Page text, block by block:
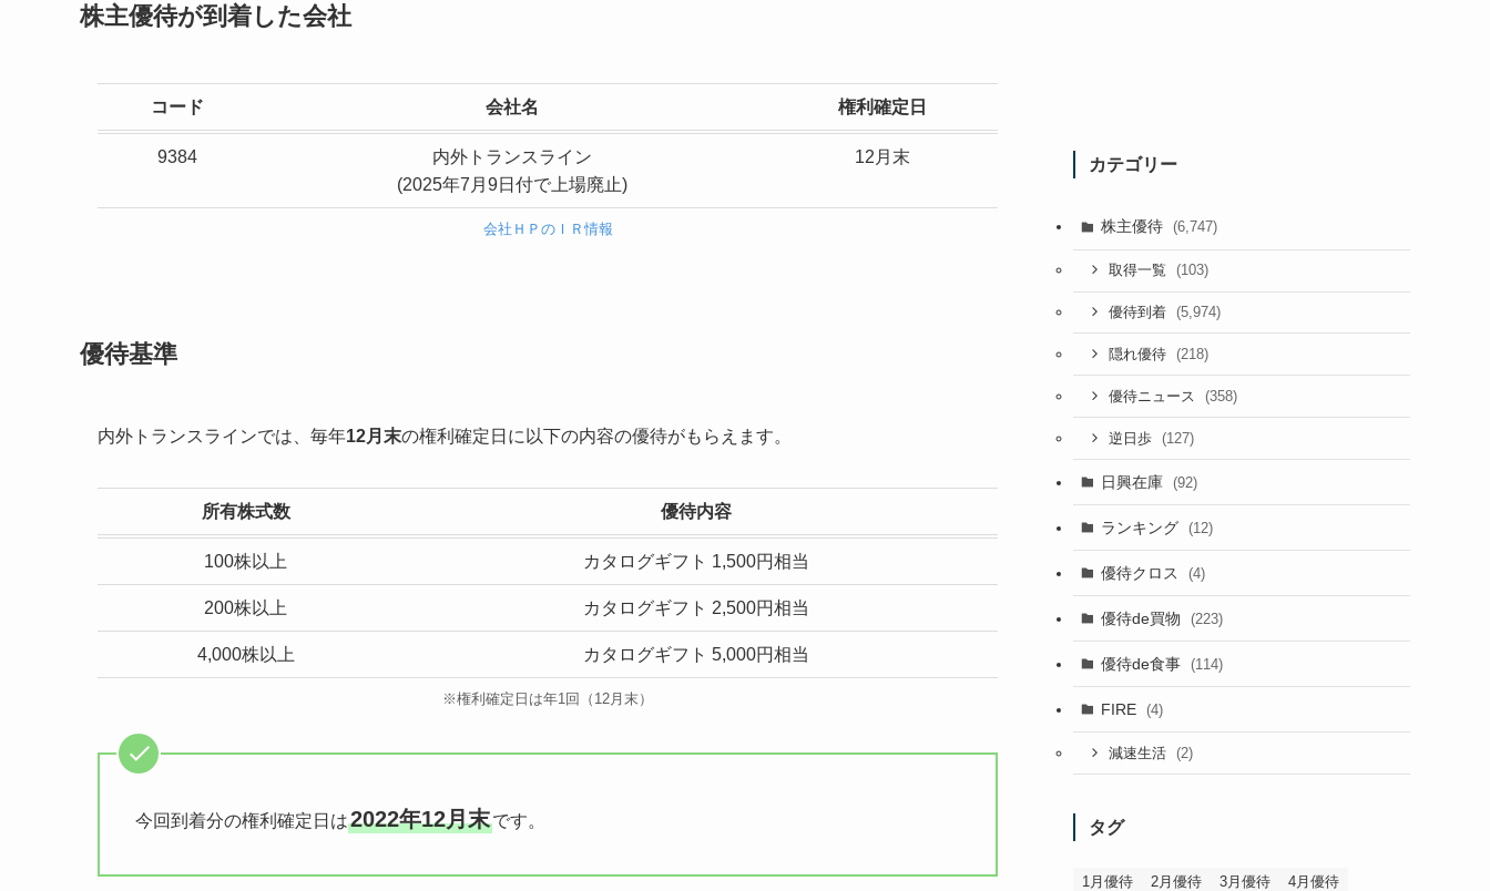
株主優待が到着した会社
コード 会社名 権利確定日
9384
内外トランスライン
(2025年7月9日付で上場廃止)
12月末
会社ＨＰのＩＲ情報
優待基準
内外トランスラインでは、毎年12月末の権利確定日に以下の内容の優待がもらえます。
所有株式数 優待内容
100株以上 カタログギフト 1,500円相当
200株以上 カタログギフト 2,500円相当
4,000株以上 カタログギフト 5,000円相当
※権利確定日は年1回（12月末）
今回到着分の権利確定日は2022年12月末です。
カテゴリー
株主優待 (6,747)
取得一覧 (103)
優待到着 (5,974)
隠れ優待 (218)
優待ニュース (358)
逆日歩 (127)
日興在庫 (92)
ランキング (12)
優待クロス (4)
優待de買物 (223)
優待de食事 (114)
FIRE (4)
減速生活 (2)
タグ
1月優待 2月優待 3月優待
4月優待